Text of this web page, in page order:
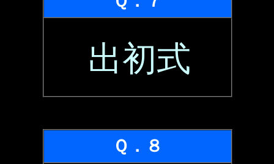
出初式
Ｑ．８